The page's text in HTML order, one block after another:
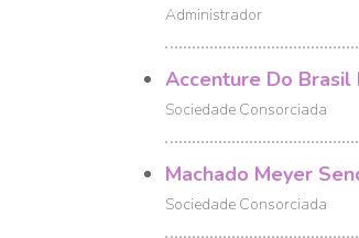
Administrador
Accenture Do Brasil
Sociedade Consorciada
Machado Meyer
Sociedade Consorciada